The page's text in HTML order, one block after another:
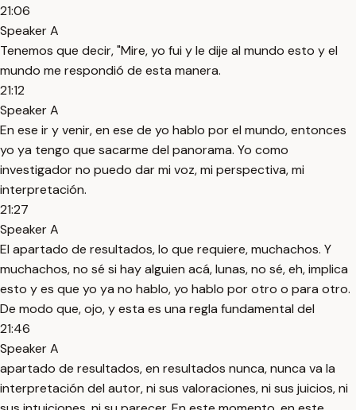
21:06
Speaker A
Tenemos que decir, "Mire, yo fui y le dije al mundo esto y el
mundo me respondió de esta manera.
21:12
Speaker A
En ese ir y venir, en ese de yo hablo por el mundo, entonces
yo ya tengo que sacarme del panorama. Yo como
investigador no puedo dar mi voz, mi perspectiva, mi
interpretación.
21:27
Speaker A
El apartado de resultados, lo que requiere, muchachos. Y
muchachos, no sé si hay alguien acá, lunas, no sé, eh, implica
esto y es que yo ya no hablo, yo hablo por otro o para otro.
De modo que, ojo, y esta es una regla fundamental del
21:46
Speaker A
apartado de resultados, en resultados nunca, nunca va la
interpretación del autor, ni sus valoraciones, ni sus juicios, ni